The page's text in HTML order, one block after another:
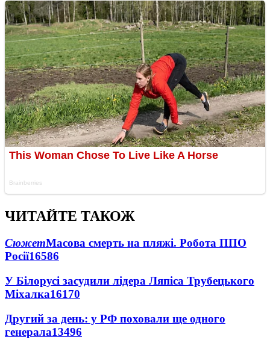
ЧИТАЙТЕ ТАКОЖ
СюжетМасова смерть на пляжі. Робота ППО
Росії16586
У Білорусі засудили лідера Ляпіса Трубецького
Міхалка16170
Другий за день: у РФ поховали ще одного
генерала13496